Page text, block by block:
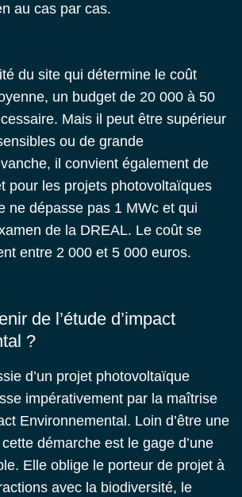
au cas par cas.
du site qui détermine le coût
un budget de 20 000 à 50
Mais il peut être supérieur
ou de grande
il convient également de
pour les projets photovoltaïques
ne dépasse pas 1 MWc et qui
de la DREAL. Le coût se
entre 2 000 et 5 000 euros.
de l’étude d’impact
?
d’un projet photovoltaïque
impérativement par la maîtrise
Environnemental . Loin d’être une
démarche est le gage d’une
Elle oblige le porteur de projet à
avec la biodiversité, le